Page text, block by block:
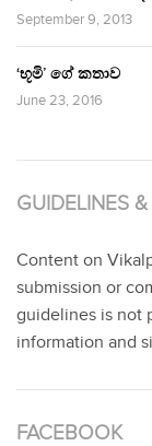
September 9, 2013
‘භූමි’ ගේ කතාව
June 23, 2016
GUIDELINES
Content on
submission or
guidelines is not
information and
FACEBOOK